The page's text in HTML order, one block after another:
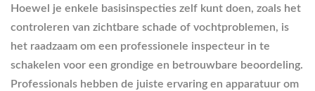
Hoewel je enkele basisinspecties zelf kunt doen, zoals het
controleren van zichtbare schade of vochtproblemen, is
het raadzaam om een professionele inspecteur in te
schakelen voor een grondige en betrouwbare beoordeling.
Professionals hebben de juiste ervaring en apparatuur om